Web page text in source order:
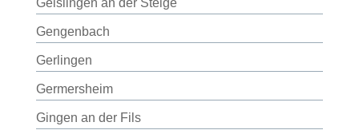
Geislingen an der Steige
Gengenbach
Gerlingen
Germersheim
Gingen an der Fils